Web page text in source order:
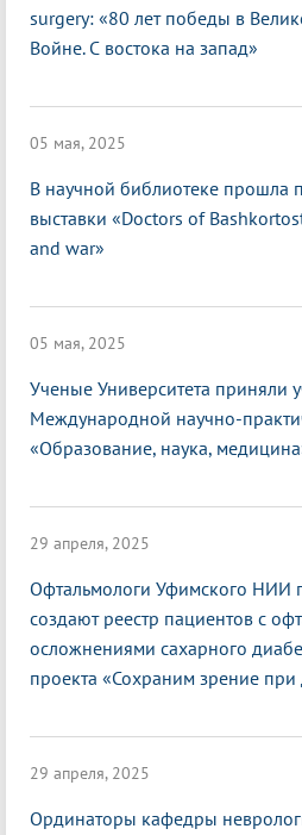
surgery: «80 лет победы в
Войне. С востока на запад»
05 мая, 2025
В научной библиотеке прошла
выставки «Doctors of
and war»
05 мая, 2025
Ученые Университета приняли
Международной научно-
«Образование, наука,
29 апреля, 2025
Офтальмологи Уфимского НИИ
создают реестр пациентов с
осложнениями сахарного
проекта «Сохраним зрение при
29 апреля, 2025
Ординаторы кафедры